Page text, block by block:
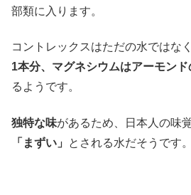
部類に入ります。
コントレックスはただの水ではなく
1本分、マグネシウムはアーモン
るようです。
独特な味があるため、日本人の味
「まずい」
とされる水だそうです。